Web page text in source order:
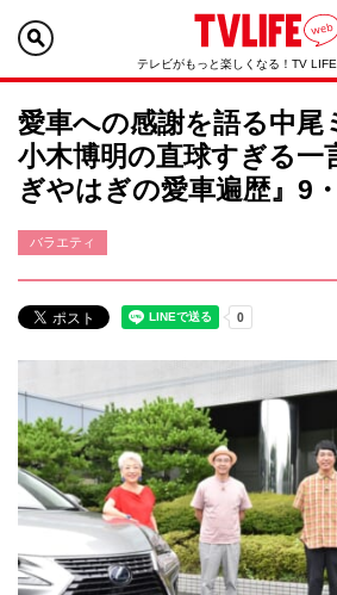
テレビがもっと楽しくなる！TV
愛車への感謝を語る中尾
小木博明の直球すぎる一
ぎやはぎの愛車遍歴』9
バラエティ